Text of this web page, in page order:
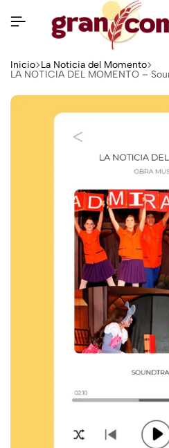
Inicio La Noticia del Momento
LA NOTICIA DEL MOMENTO –